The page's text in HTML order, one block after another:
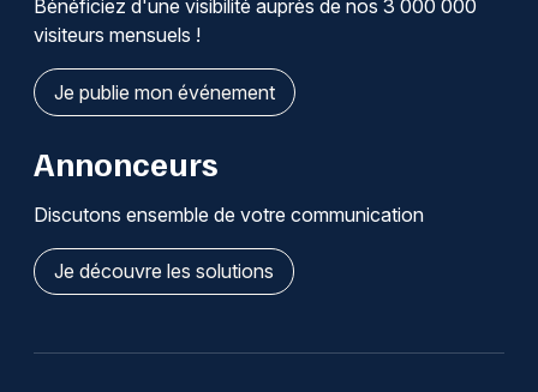
Bénéficiez d'une visibilité auprès de nos 3 000 000
visiteurs mensuels !
Je publie mon événement
Annonceurs
Discutons ensemble de votre communication
Je découvre les solutions